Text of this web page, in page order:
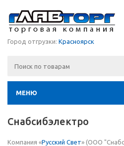
Город отгрузки: Красноярск
МЕНЮ
Снабсибэлектро
Компания «Русский Свет» (ООО